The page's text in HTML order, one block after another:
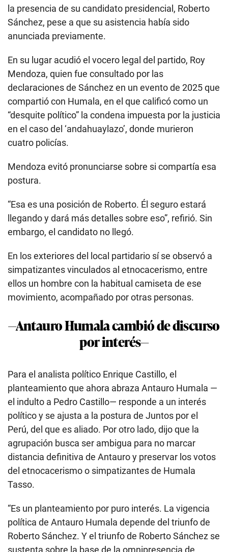
la presencia de su candidato presidencial, Roberto
Sánchez, pese a que su asistencia había sido
anunciada previamente.
En su lugar acudió el vocero legal del partido, Roy
Mendoza, quien fue consultado por las
declaraciones de Sánchez en un evento de 2025 que
compartió con Humala, en el que calificó como un
“desquite político” la condena impuesta por la justicia
en el caso del ‘andahuaylazo’, donde murieron
cuatro policías.
Mendoza evitó pronunciarse sobre si compartía esa
postura.
“Esa es una posición de Roberto. Él seguro estará
llegando y dará más detalles sobre eso”, refirió. Sin
embargo, el candidato no llegó.
En los exteriores del local partidario sí se observó a
simpatizantes vinculados al etnocacerismo, entre
ellos un hombre con la habitual camiseta de ese
movimiento, acompañado por otras personas.
—Antauro Humala cambió de discurso
por interés—
Para el analista político Enrique Castillo, el
planteamiento que ahora abraza Antauro Humala —
el indulto a Pedro Castillo— responde a un interés
político y se ajusta a la postura de Juntos por el
Perú, del que es aliado. Por otro lado, dijo que la
agrupación busca ser ambigua para no marcar
distancia definitiva de Antauro y preservar los votos
del etnocacerismo o simpatizantes de Humala
Tasso.
“Es un planteamiento por puro interés. La vigencia
política de Antauro Humala depende del triunfo de
Roberto Sánchez. Y el triunfo de Roberto Sánchez se
sustenta sobre la base de la omnipresencia de